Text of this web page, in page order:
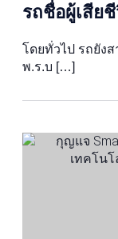
รถชื่อผู้เสีย
โดยทั่วไป รถยัง
พ.ร.บ […]